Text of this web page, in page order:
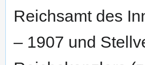
Reichsamt des
– 1907 und